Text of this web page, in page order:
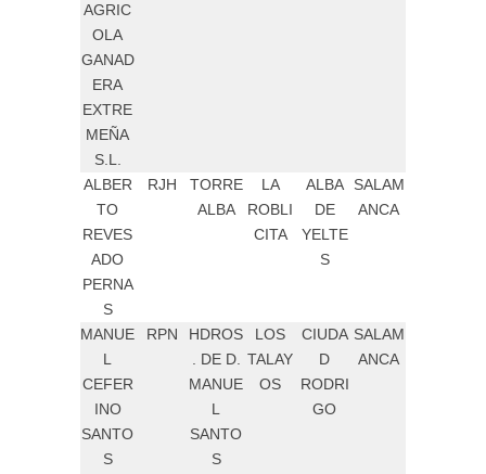
AGRIC
OLA
GANAD
ERA
EXTRE
MEÑA
S.L.
ALBER
TO
REVES
ADO
PERNA
S
RJH
TORRE
ALBA
LA
ROBLI
CITA
ALBA
DE
YELTE
S
SALAM
ANCA
MANUE
L
CEFER
INO
SANTO
S
RPN
HDROS
. DE D.
MANUE
L
SANTO
S
LOS
TALAY
OS
CIUDA
D
RODRI
GO
SALAM
ANCA